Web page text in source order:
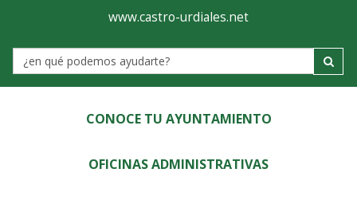
Ayuntamiento
de
Castro-
Urdiales
www.castro-urdiales.net
Label
CONOCE TU AYUNTAMIENTO
OFICINAS ADMINISTRATIVAS